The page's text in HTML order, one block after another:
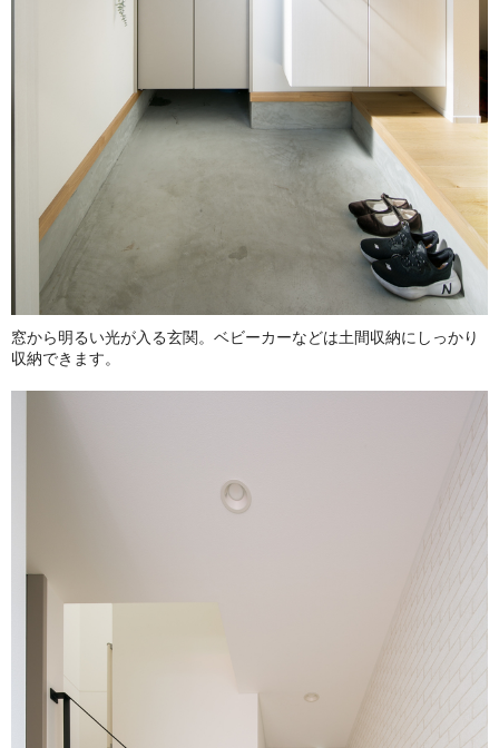
窓から明るい光が入る玄関。ベビーカーなどは土間収納にしっかり
収納できます。